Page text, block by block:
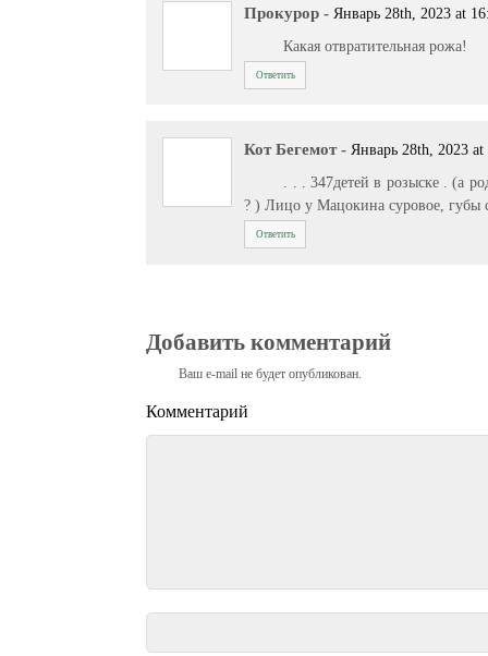
Прокурор - Январь 28th, 2023 at
Какая отвратительная рожа!
Ответить
Кот Бегемот - Январь 28th, 2023 at
. . . 347детей в розыске . (а
? ) Лицо у Мацокина суровое, губы
Ответить
Добавить комментарий
Ваш e-mail не будет опубликован.
Комментарий